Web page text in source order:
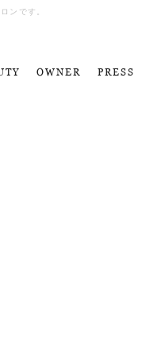
ンです。
OWNER PRESS